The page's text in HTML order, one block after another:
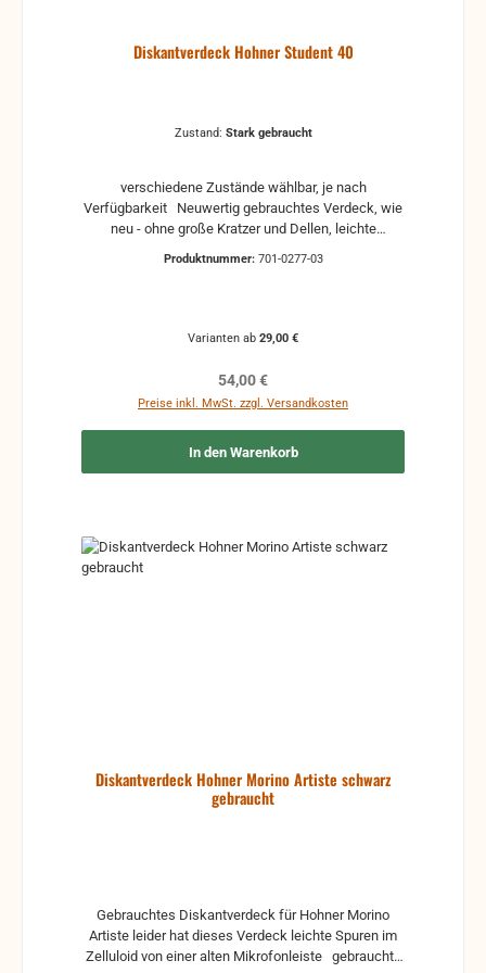
Diskantverdeck Hohner Student 40
Zustand: Stark gebraucht
verschiedene Zustände wählbar, je nach
Verfügbarkeit Neuwertig gebrauchtes Verdeck, wie
neu - ohne große Kratzer und Dellen, leichte
Gebrauchsspuren können vorhanden sein,
Zustand, Kratzer und Dellen vorhanden, weitere
defekt, starke Kratzer und Lackschäden, wie auch
mehrere (unteranderem starke) Dellen und
Verformungen, Ausrisse und Löcher Funktion kann
nicht gewährleistet werden Für Bastler, zum
Herrichten oder auch für anderweitige
Verwendungen (frei nach Belieben) Keine
können optische Beschädigungen haben, leichte
Verformungen, Dellen oder Kratzer und sind kein
Produktnummer: 701-0277-03
Varianten ab 29,00 €
Regulärer Preis:
54,00 €
Preise inkl. MwSt. zzgl. Versandkosten
In den Warenkorb
Diskantverdeck Hohner Morino Artiste schwarz
gebraucht
Gebrauchtes Diskantverdeck für Hohner Morino
Artiste leider hat dieses Verdeck leichte Spuren im
Zelluloid von einer alten Mikrofonleiste gebrauchte